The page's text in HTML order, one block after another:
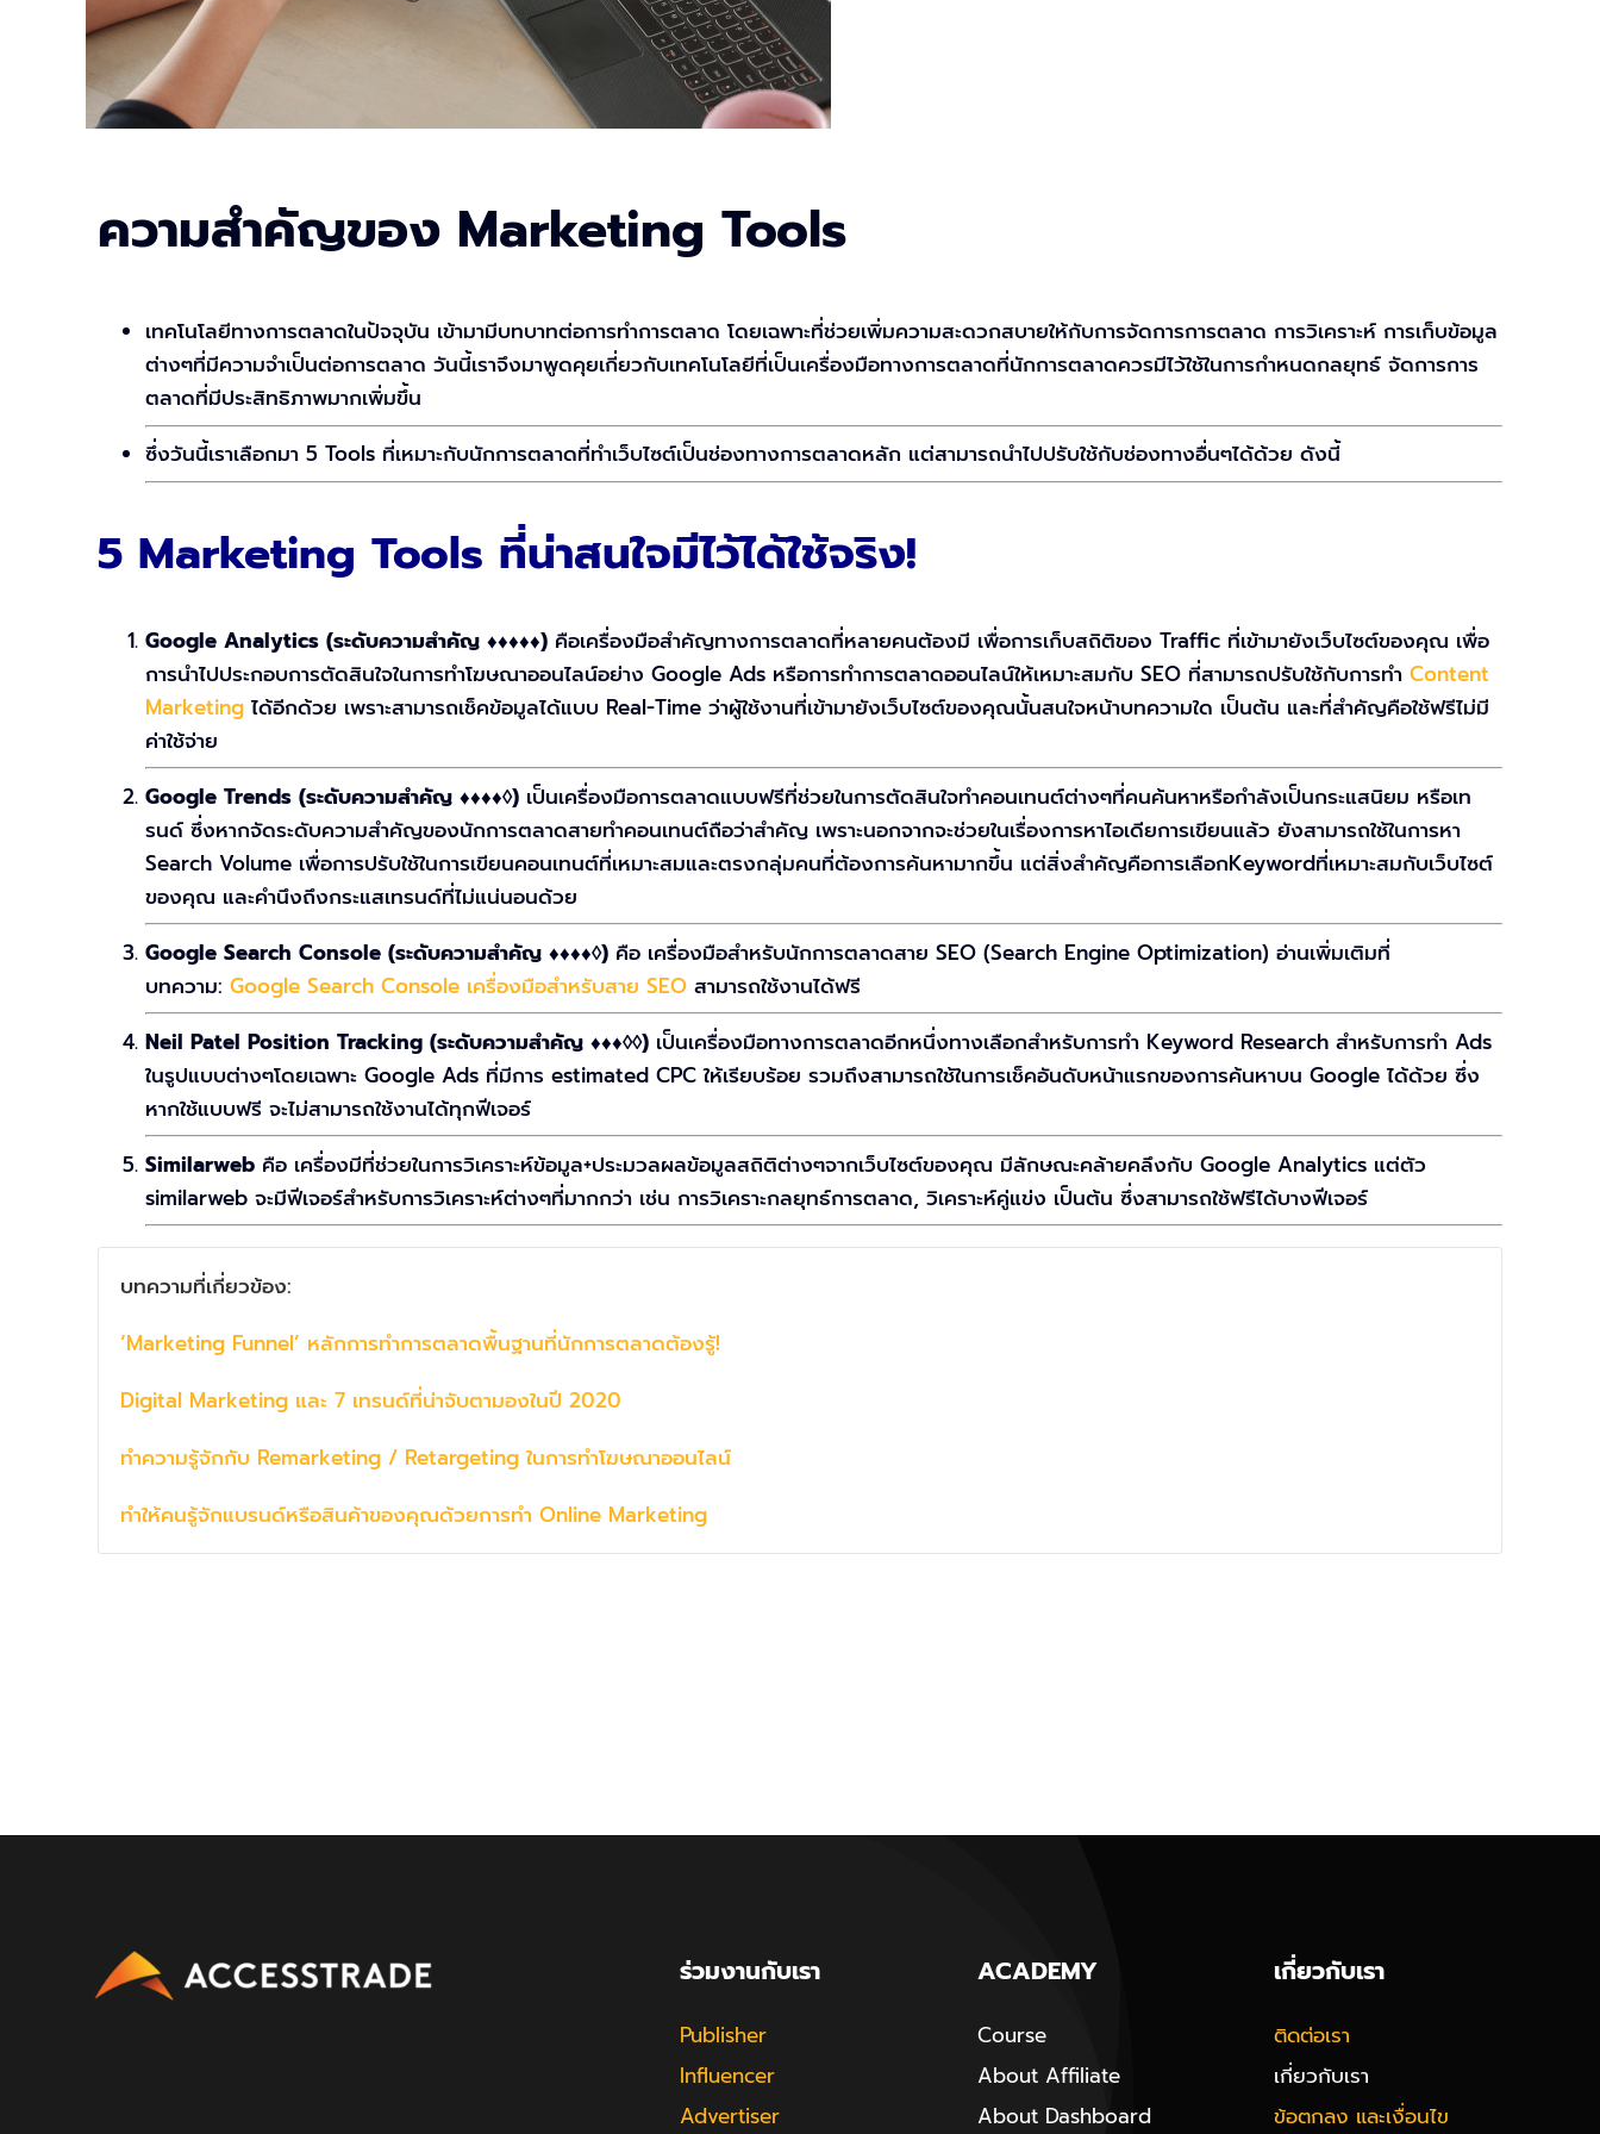
ความสำคัญของ Marketing Tools
เทคโนโลยีทางการตลาดในปัจจุบัน เข้ามามีบทบาทต่อการทำการตลาด โดยเฉพาะที่ช่วยเพิ่มความสะดวกสบายให้กับการจัดการการตลาด การวิเคราะห์ การเก็บข้อมูล
ต่างๆที่มีความจำเป็นต่อการตลาด วันนี้เราจึงมาพูดคุยเกี่ยวกับเทคโนโลยีที่เป็นเครื่องมือทางการตลาดที่นักการตลาดควรมีไว้ใช้ในการกำหนดกลยุทธ์ จัดการการ
ตลาดที่มีประสิทธิภาพมากเพิ่มขึ้น
ซึ่งวันนี้เราเลือกมา 5 Tools ที่เหมาะกับนักการตลาดที่ทำเว็บไซต์เป็นช่องทางการตลาดหลัก แต่สามารถนำไปปรับใช้กับช่องทางอื่นๆได้ด้วย ดังนี้
5 Marketing Tools ที่น่าสนใจมีไว้ได้ใช้จริง!
Google Analytics (ระดับความสำคัญ ♦♦♦♦♦) คือเครื่องมือสำคัญทางการตลาดที่หลายคนต้องมี เพื่อการเก็บสถิติของ Traffic ที่เข้ามายังเว็บไซต์ของคุณ เพื่อ
การนำไปประกอบการตัดสินใจในการทำโฆษณาออนไลน์อย่าง Google Ads หรือการทำการตลาดออนไลน์ให้เหมาะสมกับ SEO ที่สามารถปรับใช้กับการทำ Content
Marketing ได้อีกด้วย เพราะสามารถเช็คข้อมูลได้แบบ Real-Time ว่าผู้ใช้งานที่เข้ามายังเว็บไซต์ของคุณนั้นสนใจหน้าบทความใด เป็นต้น และที่สำคัญคือใช้ฟรีไม่มี
ค่าใช้จ่าย
Google Trends (ระดับความสำคัญ ♦♦♦♦◊) เป็นเครื่องมือการตลาดแบบฟรีที่ช่วยในการตัดสินใจทำคอนเทนต์ต่างๆที่คนค้นหาหรือกำลังเป็นกระแสนิยม หรือเท
รนด์ ซึ่งหากจัดระดับความสำคัญของนักการตลาดสายทำคอนเทนต์ถือว่าสำคัญ เพราะนอกจากจะช่วยในเรื่องการหาไอเดียการเขียนแล้ว ยังสามารถใช้ในการหา
Search Volume เพื่อการปรับใช้ในการเขียนคอนเทนต์ที่เหมาะสมและตรงกลุ่มคนที่ต้องการค้นหามากขึ้น แต่สิ่งสำคัญคือการเลือกKeywordที่เหมาะสมกับเว็บไซต์
ของคุณ และคำนึงถึงกระแสเทรนด์ที่ไม่แน่นอนด้วย
Google Search Console (ระดับความสำคัญ ♦♦♦♦◊) คือ เครื่องมือสำหรับนักการตลาดสาย SEO (Search Engine Optimization) อ่านเพิ่มเติมที่
บทความ: Google Search Console เครื่องมือสำหรับสาย SEO สามารถใช้งานได้ฟรี
Neil Patel Position Tracking (ระดับความสำคัญ ♦♦♦◊◊) เป็นเครื่องมือทางการตลาดอีกหนึ่งทางเลือกสำหรับการทำ Keyword Research สำหรับการทำ Ads
ในรูปแบบต่างๆโดยเฉพาะ Google Ads ที่มีการ estimated CPC ให้เรียบร้อย รวมถึงสามารถใช้ในการเช็คอันดับหน้าแรกของการค้นหาบน Google ได้ด้วย ซึ่ง
หากใช้แบบฟรี จะไม่สามารถใช้งานได้ทุกฟีเจอร์
Similarweb คือ เครื่องมีที่ช่วยในการวิเคราะห์ข้อมูล+ประมวลผลข้อมูลสถิติต่างๆจากเว็บไซต์ของคุณ มีลักษณะคล้ายคลึงกับ Google Analytics แต่ตัว
similarweb จะมีฟีเจอร์สำหรับการวิเคราะห์ต่างๆที่มากกว่า เช่น การวิเคราะกลยุทธ์การตลาด, วิเคราะห์คู่แข่ง เป็นต้น ซึ่งสามารถใช้ฟรีได้บางฟีเจอร์
บทความที่เกี่ยวข้อง:
‘Marketing Funnel’ หลักการทำการตลาดพื้นฐานที่นักการตลาดต้องรู้!
Digital Marketing และ 7 เทรนด์ที่น่าจับตามองในปี 2020
ทำความรู้จักกับ Remarketing / Retargeting ในการทำโฆษณาออนไลน์
ทำให้คนรู้จักแบรนด์หรือสินค้าของคุณด้วยการทำ Online Marketing
ร่วมงานกับเรา
Publisher
Influencer
Advertiser
ACADEMY
Course
About Affiliate
About Dashboard
เกี่ยวกับเรา
ติดต่อเรา
เกี่ยวกับเรา
ข้อตกลง และเงื่อนไข